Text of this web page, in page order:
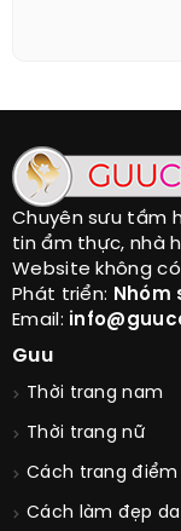
Chuyên sưu tầm
tin ẩm thực, nhà
Website không
Phát triển: Nhóm
Email:
Guu
Thời trang nam
Thời trang nữ
Cách trang điểm
Cách làm đẹp da